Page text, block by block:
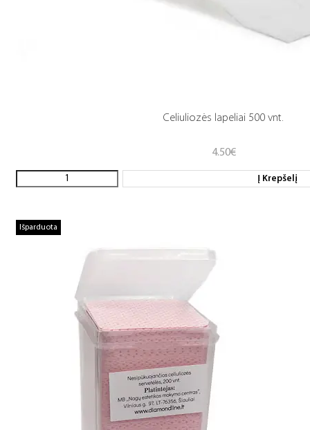
Celiuliozės lapeliai 500 vnt.
4.50€
Į Krepšelį
Išparduota